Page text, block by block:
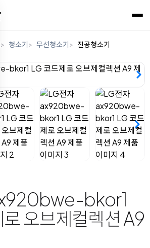
청소기 무선청소기 진공청소기
bkor1
오브제컬렉션 A9